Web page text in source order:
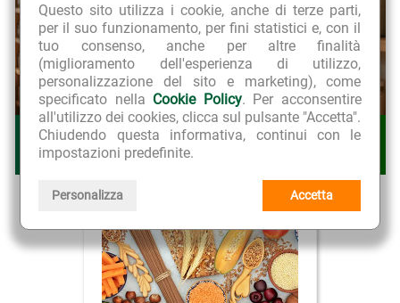
Questo sito utilizza i cookie, anche di terze parti,
per il suo funzionamento, per fini statistici e, con il
tuo consenso, anche per altre finalità
(miglioramento dell'esperienza di utilizzo,
personalizzazione del sito e marketing), come
specificato nella Cookie Policy. Per acconsentire
all'utilizzo dei cookies, clicca sul pulsante "Accetta".
Chiudendo questa informativa, continui con le
impostazioni predefinite.
Personalizza Accetta
LE NOSTRE LINEE